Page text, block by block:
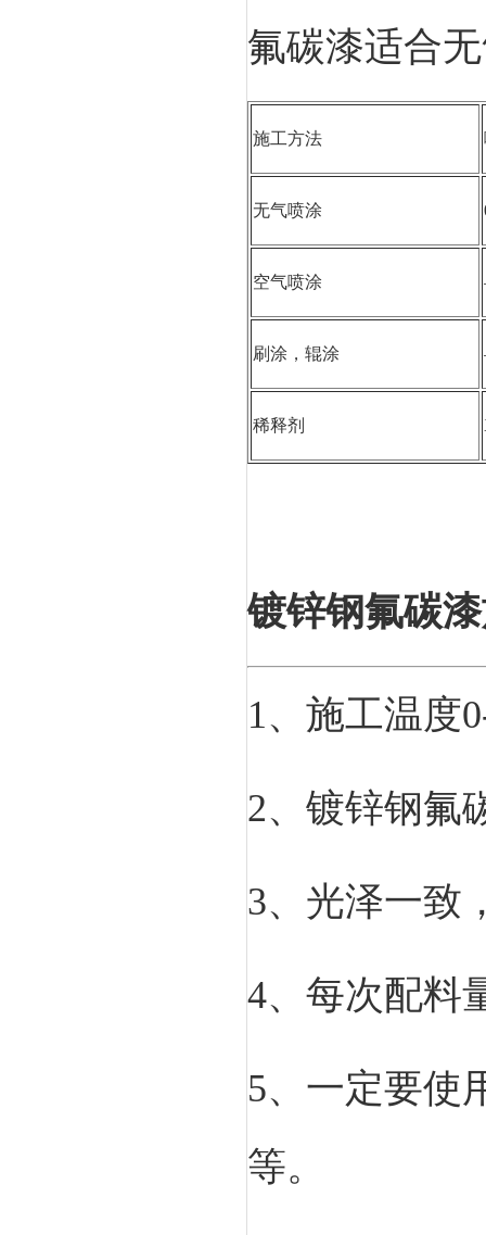
氟碳漆适合
施工方法
无气喷涂
空气喷涂
刷涂，辊涂
稀释剂
镀锌钢氟碳
1、施工温度
2、镀锌钢氟
3、光泽一致
4、每次配料
5、一定要使
等。